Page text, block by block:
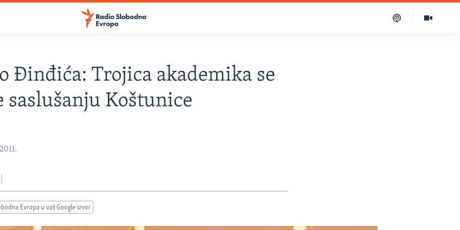
Đinđića: Trojica akademika se
saslušanju Koštunice
Evropa u vaš Google izvor